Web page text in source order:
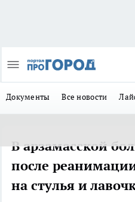
Документы Все новости
В арзамасской
после
на стулья и